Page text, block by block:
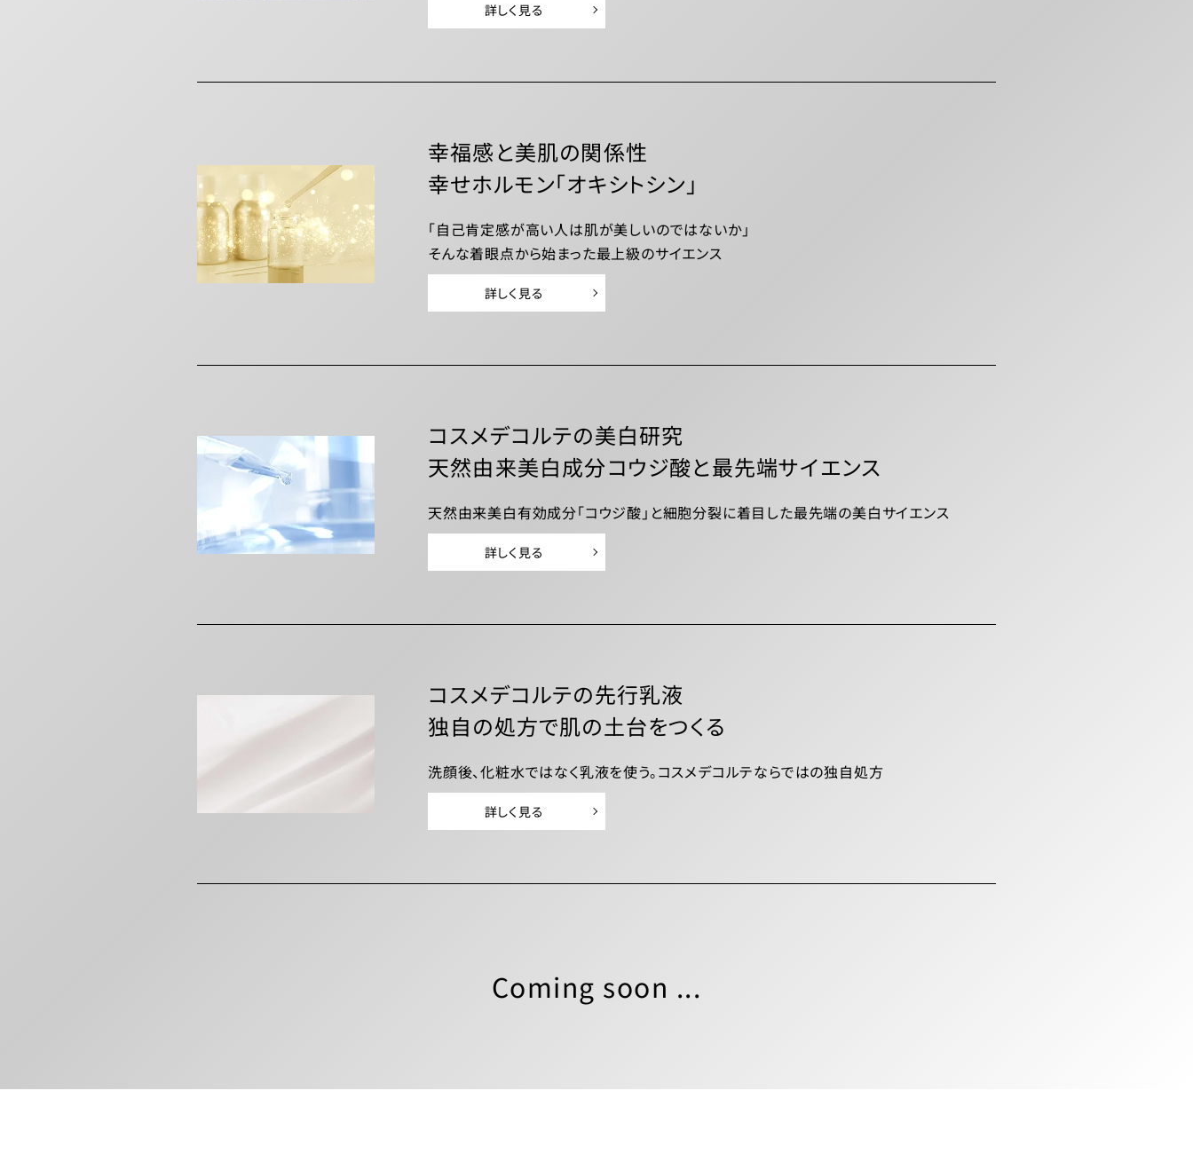
詳しく見る
幸福感と美肌の関係性
幸せホルモン「オキシトシン」
「自己肯定感が高い人は肌が美しいのではないか」
そんな着眼点から始まった最上級のサイエンス
詳しく見る
コスメデコルテの美白研究
天然由来美白成分コウジ酸と最先端サイエンス
天然由来美白有効成分「コウジ酸」と細胞分裂に着目した最先端の美白サイエンス
詳しく見る
コスメデコルテの先行乳液
独自の処方で肌の土台をつくる
洗顔後、化粧水ではなく乳液を使う。コスメデコルテならではの独自処方
詳しく見る
Coming soon ...